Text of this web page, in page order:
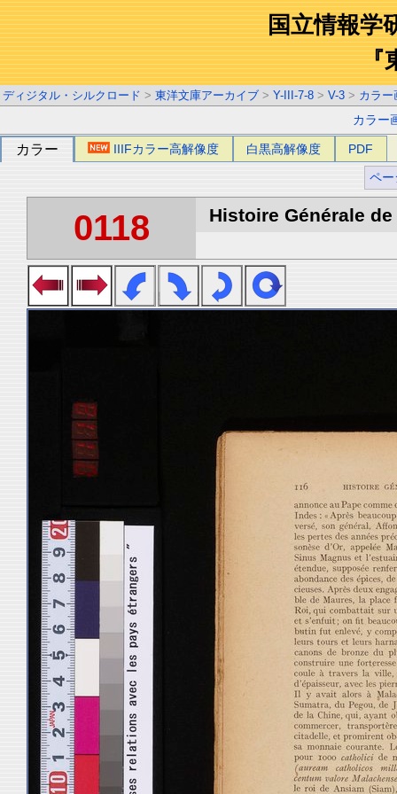
国立情報学
『
ディジタル・シルクロード > 東洋文庫アーカイブ > Y-III-7-8 > V-3 > カラー
カラー
カラー IIIFカラー高解像度 白黒高解像度 PDF
ペー
0118 Histoire Générale